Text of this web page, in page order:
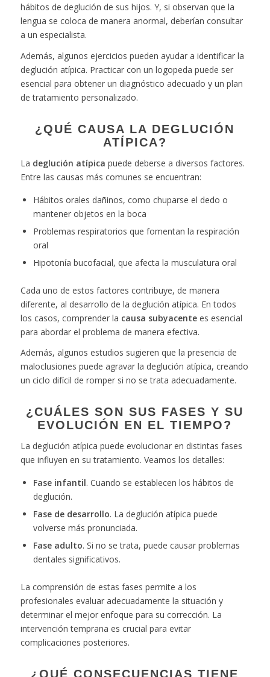
hábitos de deglución de sus hijos. Y, si observan que la
lengua se coloca de manera anormal, deberían consultar
a un especialista.
Además, algunos ejercicios pueden ayudar a identificar la
deglución atípica. Practicar con un logopeda puede ser
esencial para obtener un diagnóstico adecuado y un plan
de tratamiento personalizado.
¿QUÉ CAUSA LA DEGLUCIÓN
ATÍPICA?
La deglución atípica puede deberse a diversos factores.
Entre las causas más comunes se encuentran:
Hábitos orales dañinos, como chuparse el dedo o
mantener objetos en la boca
Problemas respiratorios que fomentan la respiración
oral
Hipotonía bucofacial, que afecta la musculatura oral
Cada uno de estos factores contribuye, de manera
diferente, al desarrollo de la deglución atípica. En todos
los casos, comprender la causa subyacentees esencial
para abordar el problema de manera efectiva.
Además, algunos estudios sugieren que la presencia de
maloclusiones puede agravar la deglución atípica, creando
un ciclo difícil de romper si no se trata adecuadamente.
¿CUÁLES SON SUS FASES Y SU
EVOLUCIÓN EN EL TIEMPO?
La deglución atípica puede evolucionar en distintas fases
que influyen en su tratamiento. Veamos los detalles:
Fase infantil. Cuando se establecen los hábitos de
deglución.
Fase de desarrollo. La deglución atípica puede
volverse más pronunciada.
Fase adulto. Si no se trata, puede causar problemas
dentales significativos.
La comprensión de estas fases permite a los
profesionales evaluar adecuadamente la situación y
determinar el mejor enfoque para su corrección. La
intervención temprana es crucial para evitar
complicaciones posteriores.
¿QUÉ CONSECUENCIAS TIENE